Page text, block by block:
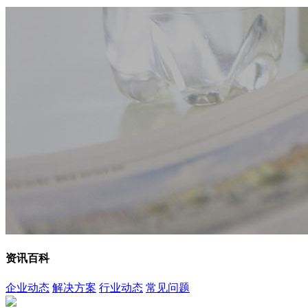
资讯百科
企业动态 解决方案 行业动态 常见问题